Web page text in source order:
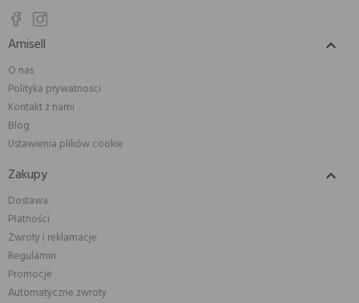
Amisell 
O nas
Polityka prywatności
Kontakt z nami
Blog
Ustawienia plików cookie
Zakupy 
Dostawa
Płatności
Zwroty i reklamacje
Regulamin
Promocje
Automatyczne zwroty